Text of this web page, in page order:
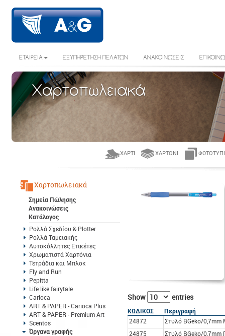
ΕΤΑΙΡΕΙΑ ΕΞΥΠΗΡΕΤΗΣΗ ΠΕΛΑΤΩΝ ΑΝΑΚΟΙΝΩΣΕΙΣ
Χαρτοπωλειακά
ΧΑΡΤΊ ΧΑΡΤΌΝΙ
Χαρτοπωλειακά
Σημεία Πώλησης
Ανακοινώσεις
Κατάλογος
Ρολλά Σχεδίου & Plotter
Ρολλά Ταμειακής
Αυτοκόλλητες Ετικέτες
Χρωματιστά Χαρτόνια
Τετράδια και Μπλοκ
Fly and Run
Pepitta
Life like fairytale
Carioca
ART & PAPER - Carioca Plus
ART & PAPER - Premium Art
Scentos
Όργανα γραφής
Show entries
ΚΩΔΙΚΟΣ
Περιγραφή
24872
Στυλό BGeko/0,7mm
24875
Στυλό BGeko/0,7mm